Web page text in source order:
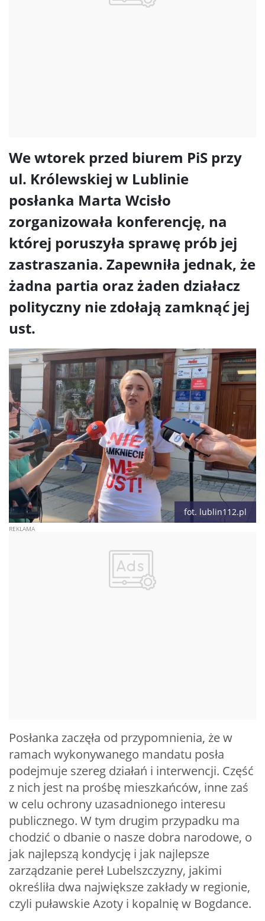
We wtorek przed biurem PiS przy
ul. Królewskiej w Lublinie
posłanka Marta Wcisło
zorganizowała konferencję, na
której poruszyła sprawę prób jej
zastraszania. Zapewniła jednak, że
żadna partia oraz żaden działacz
polityczny nie zdołają zamknąć jej
ust.
fot. lublin112.pl
Posłanka zaczęła od przypomnienia, że w
ramach wykonywanego mandatu posła
podejmuje szereg działań i interwencji. Część
z nich jest na prośbę mieszkańców, inne zaś
w celu ochrony uzasadnionego interesu
publicznego. W tym drugim przypadku ma
chodzić o dbanie o nasze dobra narodowe, o
jak najlepszą kondycję i jak najlepsze
zarządzanie pereł Lubelszczyzny, jakimi
określiła dwa największe zakłady w regionie,
czyli puławskie Azoty i kopalnię w Bogdance.